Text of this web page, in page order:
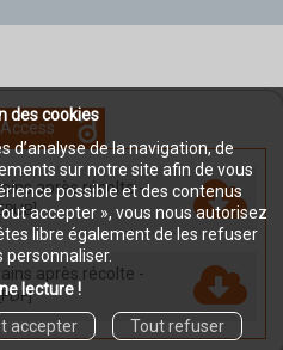
des cookies
d’analyse de la navigation, de
sur notre site afin de vous
possible et des contenus
accepter », vous nous autorisez
libre également de les refuser
personnaliser.
lecture !
accepter Tout refuser
après récolte-
après récolte -